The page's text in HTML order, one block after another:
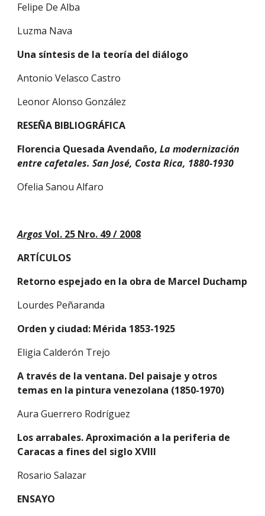
Felipe De Alba
Luzma Nava
Una síntesis de la teoría del diálogo
Antonio Velasco Castro
Leonor Alonso González
RESEÑA BIBLIOGRÁFICA
Florencia Quesada Avendaño, La modernización
entre cafetales. San José, Costa Rica, 1880-1930
Ofelia Sanou Alfaro
Argos Vol. 25 Nro. 49 / 2008
ARTÍCULOS
Retorno espejado en la obra de Marcel Duchamp
Lourdes Peñaranda
Orden y ciudad: Mérida 1853-1925
Eligia Calderón Trejo
A través de la ventana. Del paisaje y otros
temas en la pintura venezolana (1850-1970)
Aura Guerrero Rodríguez
Los arrabales. Aproximación a la periferia de
Caracas a fines del siglo XVIII
Rosario Salazar
ENSAYO